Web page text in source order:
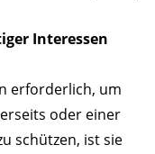
Interessen
erforderlich, um
oder einer
schützen, ist sie